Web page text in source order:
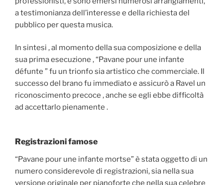
a testimonianza dell’interesse e della richiesta del
pubblico per questa musica.
In sintesi , al momento della sua composizione e della
sua prima esecuzione , “Pavane pour une infante
défunte ” fu un trionfo sia artistico che commerciale. Il
successo del brano fu immediato e assicurò a Ravel un
riconoscimento precoce , anche se egli ebbe difficoltà
ad accettarlo pienamente .
Registrazioni famose
“Pavane pour une infante mortse” è stata oggetto di un
numero considerevole di registrazioni, sia nella sua
versione originale per pianoforte che nella sua celebre